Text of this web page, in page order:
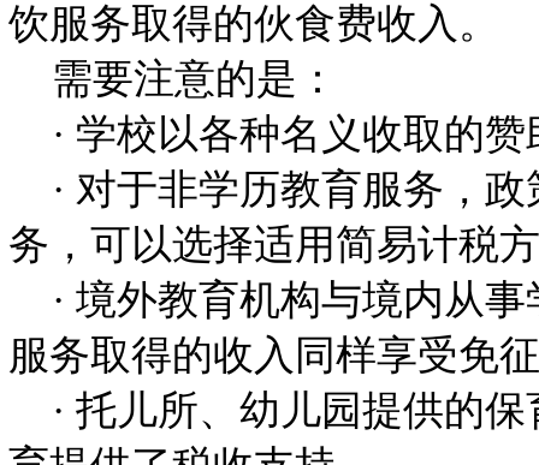
饮服务取得的伙食费收入。
需要注意的是：
· 学校以各种名义收取的赞
· 对于非学历教育服务，政
务，可以选择适用简易计税
· 境外教育机构与境内从事
服务取得的收入同样享受免
· 托儿所、幼儿园提供的保